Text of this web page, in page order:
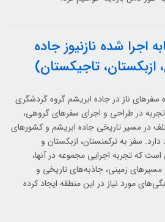
اجرا شده نازنیوز جاده
ازبکستان، تاجیکستان)
سفرهای ناز در جاده ابریشم گروه گردشگری
با بیش از ۲۰ سال تجربه در طراحی و اجرای سفرهای گروهی،
در مسیر تاریخی جاده ابریشم و کشورهای
سفر به ترکمنستان، ازبکستان و
که تجربه اجرایی مجموعه در آنها،
زمینی، جاذبه‌های تاریخی و
مورد نیاز در این منطقه ایجاد کرده